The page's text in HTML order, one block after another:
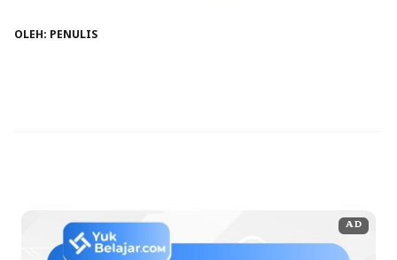
ditemukan oleh calon pelanggan. Inilah mengapa strategi
OLEH: PENULIS
AD